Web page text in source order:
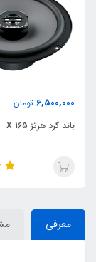
6,500,000 تومان
باند گرد هرتز X 165
معرفی